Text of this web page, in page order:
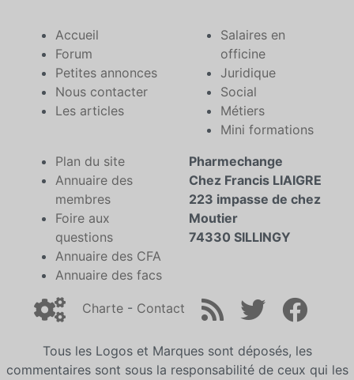
Accueil
Forum
Petites annonces
Nous contacter
Les articles
Salaires en
officine
Juridique
Social
Métiers
Mini formations
Plan du site
Annuaire des
membres
Foire aux
questions
Annuaire des CFA
Annuaire des facs
Pharmechange
Chez Francis LIAIGRE
223 impasse de chez
Moutier
74330 SILLINGY
Charte - Contact
Tous les Logos et Marques sont déposés, les
commentaires sont sous la responsabilité de ceux qui les